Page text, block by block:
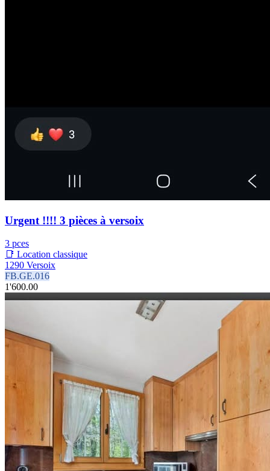
Urgent !!!! 3 pièces à versoix
3 pces
📑 Location classique
1290 Versoix
FB.GE.016
1'600.00